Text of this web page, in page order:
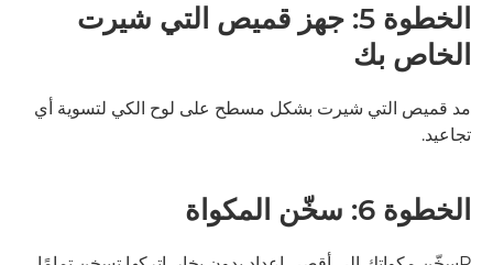
الخطوة 5: جهز قميص التي شيرت
الخاص بك
مد قميص التي شيرت بشكل مسطح على لوح الكي لتسوية أي
تجاعيد.
الخطوة 6: سخّن المكواة